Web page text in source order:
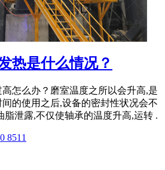
热是什么情况？
怎么办？磨室温度之所以会升高,是
的使用之后,设备的密封性状况会不
脂泄露,不仅使轴承的温度升高,运转 .
8511